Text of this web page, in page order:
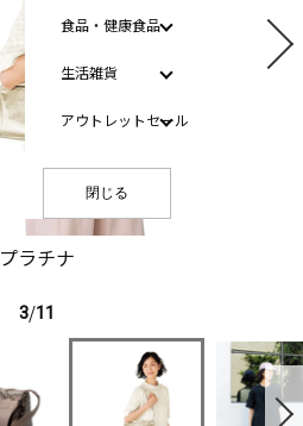
食品・健康食品
生活雑貨
アウトレットセール
閉じる
プラチナ
3/11